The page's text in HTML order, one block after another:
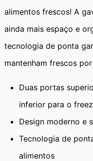
alimentos frescos! A
ainda mais espaço e
tecnologia de ponta
mantenham frescos
Duas portas
inferior para o
Design moderno e
Tecnologia de
alimentos